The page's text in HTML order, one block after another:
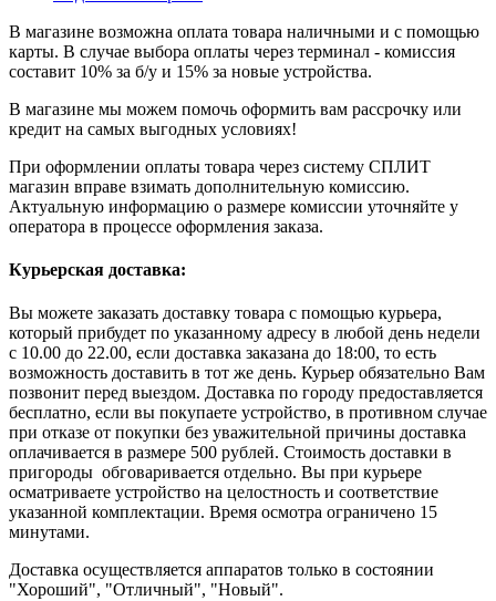
В магазине возможна оплата товара наличными и с помощью
карты. В случае выбора оплаты через терминал - комиссия
составит 10% за б/у и 15% за новые устройства.
В магазине мы можем помочь оформить вам рассрочку или
кредит на самых выгодных условиях!
При оформлении оплаты товара через систему СПЛИТ
магазин вправе взимать дополнительную комиссию.
Актуальную информацию о размере комиссии уточняйте у
оператора в процессе оформления заказа.
Курьерская доставка:
Вы можете заказать доставку товара с помощью курьера,
который прибудет по указанному адресу в любой день недели
с 10.00 до 22.00, если доставка заказана до 18:00, то есть
возможность доставить в тот же день. Курьер обязательно Вам
позвонит перед выездом. Доставка по городу предоставляется
бесплатно, если вы покупаете устройство, в противном случае
при отказе от покупки без уважительной причины доставка
оплачивается в размере 500 рублей. Стоимость доставки в
пригороды обговаривается отдельно. Вы при курьере
осматриваете устройство на целостность и соответствие
указанной комплектации. Время осмотра ограничено 15
минутами.
Доставка осуществляется аппаратов только в состоянии
"Хороший", "Отличный", "Новый".